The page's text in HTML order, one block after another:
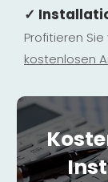
✓
Profitieren
kostenlosen